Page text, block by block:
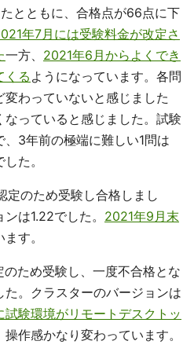
とともに、合格点が66点に下
年7月には受験料金が改定さ
一方、 2021年6月からよくでき
くる ようになっています。各問
わっていないと感じました
っていると感じました。試験
3年前の極端に難しい1問は
た。
定のため受験し合格しまし
は1.22でした。 2021年9月末
す。
ため受験し、一度不合格とな
た。クラスターのバージョンは
験環境がリモートデスクトッ
操作感かなり変わっています。